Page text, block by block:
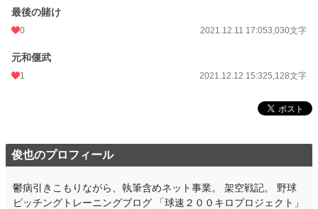
最後の賭け
0 2021.12.11 17:053,030文字
元和偃武
1 2021.12.12 15:325,128文字
俊也のプロフィール
鬱病引きこもりながら、執筆含めネット事業。 架空戦記。 野球
ピッチングトレーニングブログ 「球速２００キロプロジェクト」